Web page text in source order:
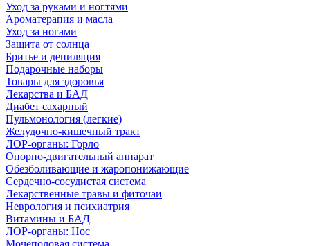
Уход за руками и ногтями
Ароматерапия и масла
Уход за ногами
Защита от солнца
Бритье и депиляция
Подарочные наборы
Товары для здоровья
Лекарства и БАД
Диабет сахарный
Пульмонология (легкие)
Желудочно-кишечный тракт
ЛОР-органы: Горло
Опорно-двигательный аппарат
Обезболивающие и жаропонижающие
Сердечно-сосудистая система
Лекарственные травы и фиточаи
Неврология и психиатрия
Витамины и БАД
ЛОР-органы: Нос
Мочеполовая система